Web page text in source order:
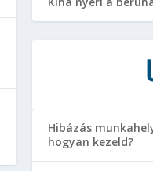
Hibázás
hogyan kezeld?